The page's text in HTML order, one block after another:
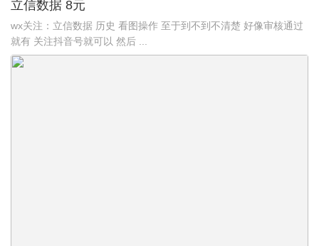
立信数据 8元
wx关注：立信数据 历史 看图操作 至于到不到不清楚 好像审核通过
就有 关注抖音号就可以 然后 ...